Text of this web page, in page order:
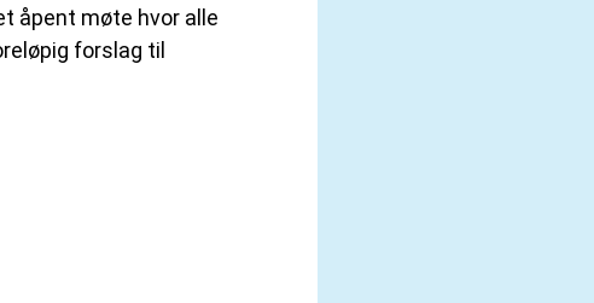
åpent møte hvor alle
forslag til